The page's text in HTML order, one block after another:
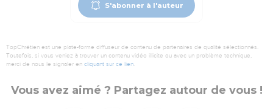
S'abonner à l'auteur
TopChrétien est une plate-forme diffuseur de contenu de partenaires de qualité sélectionnés.
Toutefois, si vous veniez à trouver un contenu vidéo illicite ou avec un problème technique,
merci de nous le signaler en cliquant sur ce lien.
Vous avez aimé ? Partagez autour de vous !